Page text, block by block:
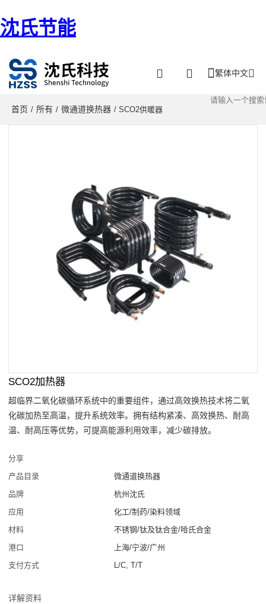
沈氏节能
繁体中文
首页 / 所有 / 微通道换热器 / SCO2供暖器
SCO2加热器
超临界二氧化碳循环系统中的重要组件，通过高效换热技术将二氧
化碳加热至高温，提升系统效率。拥有结构紧凑、高效换热、耐高
温、耐高压等优势，可提高能源利用效率，减少碳排放。
分享
产品目录
微通道换热器
品牌
杭州沈氏
应用
化工/制药/染料领域
材料
不锈钢/钛及钛合金/哈氏合金
港口
上海/宁波/广州
支付方式
L/C, T/T
详解资料